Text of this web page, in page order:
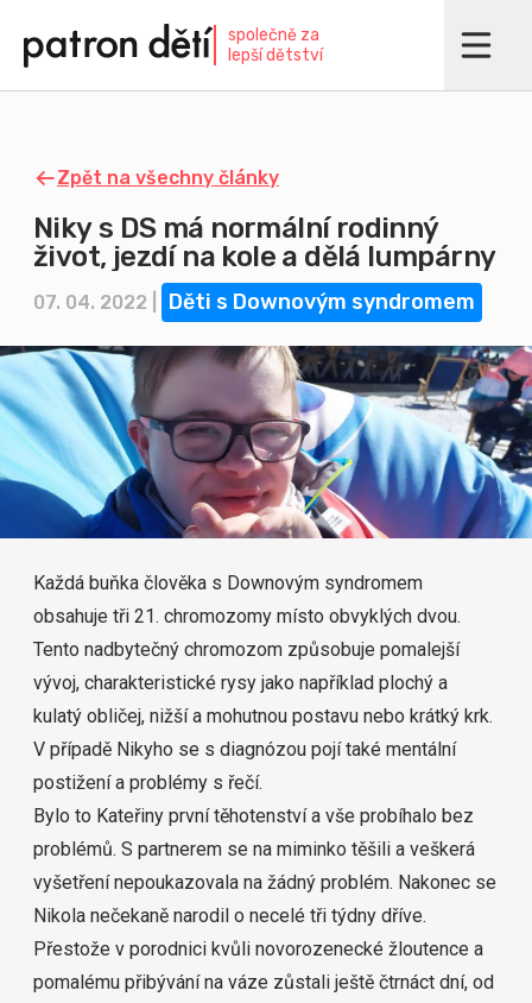
hlavnímu
obsahu
společně za
lepší dětství
Zpět na všechny články
Niky s DS má normální rodinný
život, jezdí na kole a dělá lumpárny
07. 04. 2022 | Děti s Downovým syndromem
Imagine
Každá buňka člověka s Downovým syndromem
obsahuje tři 21. chromozomy místo obvyklých dvou.
Tento nadbytečný chromozom způsobuje pomalejší
vývoj, charakteristické rysy jako například plochý a
kulatý obličej, nižší a mohutnou postavu nebo krátký krk.
V případě Nikyho se s diagnózou pojí také mentální
postižení a problémy s řečí.
Bylo to Kateřiny první těhotenství a vše probíhalo bez
problémů. S partnerem se na miminko těšili a veškerá
vyšetření nepoukazovala na žádný problém. Nakonec se
Nikola nečekaně narodil o necelé tři týdny dříve.
Přestože v porodnici kvůli novorozenecké žloutence a
pomalému přibývání na váze zůstali ještě čtrnáct dní, od